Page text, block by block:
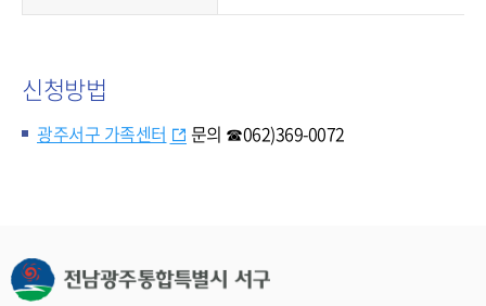
신청방법
광주서구 가족센터 문의 ☎062)369-0072